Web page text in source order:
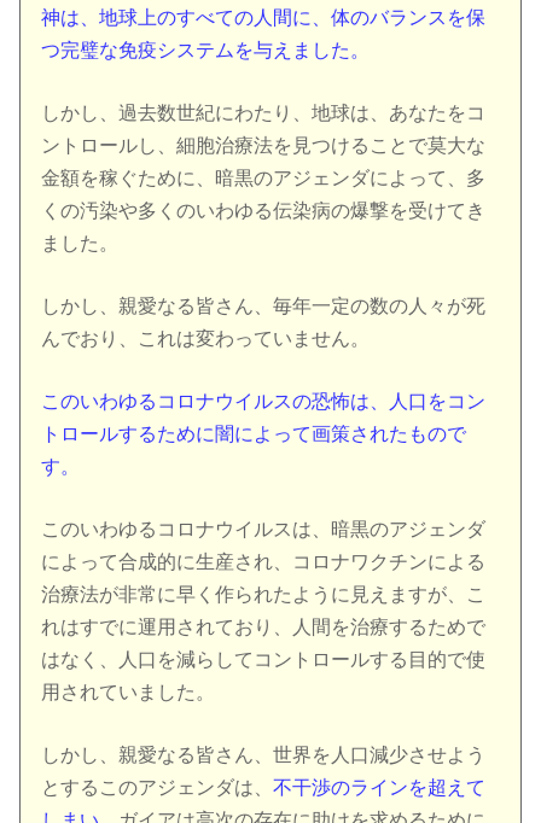
神は、地球上のすべての人間に、体のバランスを保
つ完璧な免疫システムを与えました。
しかし、過去数世紀にわたり、地球は、あなたをコ
ントロールし、細胞治療法を見つけることで莫大な
金額を稼ぐために、暗黒のアジェンダによって、多
くの汚染や多くのいわゆる伝染病の爆撃を受けてき
ました。
しかし、親愛なる皆さん、毎年一定の数の人々が死
んでおり、これは変わっていません。
このいわゆるコロナウイルスの恐怖は、人口をコン
トロールするために闇によって画策されたもので
す。
このいわゆるコロナウイルスは、暗黒のアジェンダ
によって合成的に生産され、コロナワクチンによる
治療法が非常に早く作られたように見えますが、こ
れはすでに運用されており、人間を治療するためで
はなく、人口を減らしてコントロールする目的で使
用されていました。
しかし、親愛なる皆さん、世界を人口減少させよう
とするこのアジェンダは、不干渉のラインを超えて